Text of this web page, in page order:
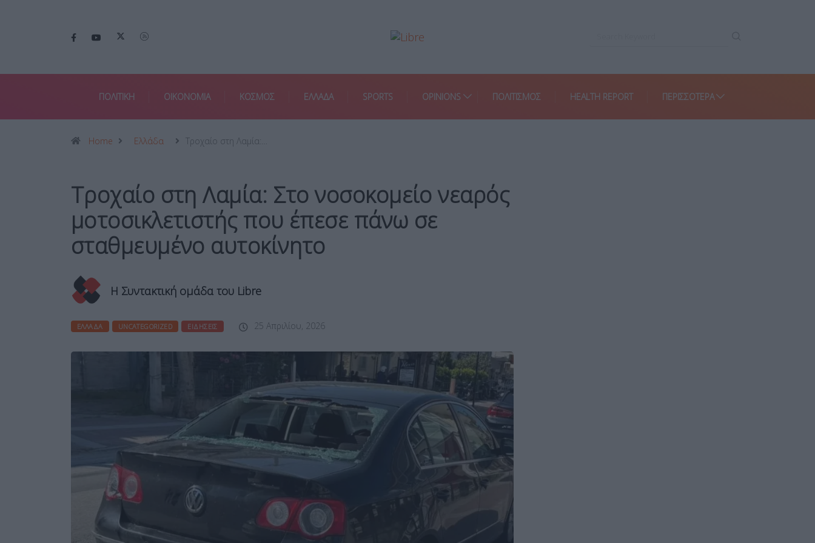
ΠΟΛΙΤΙΚΗ ΟΙΚΟΝΟΜΙΑ ΚΟΣΜΟΣ ΕΛΛΑΔΑ SPORTS OPINIONS ΠΟΛΙΤΙΣΜΟΣ HEALTH REPORT ΠΕΡΙΣΣΌΤΕΡΑ
Home Ελλάδα Τροχαίο στη Λαμία:…
Τροχαίο στη Λαμία: Στο νοσοκομείο νεαρός
μοτοσικλετιστής που έπεσε πάνω σε
σταθμευμένο αυτοκίνητο
Η Συντακτική ομάδα του Libre
ΕΛΛΆΔΑ UNCATEGORIZED ΕΙΔΉΣΕΙΣ 25 Απριλίου, 2026